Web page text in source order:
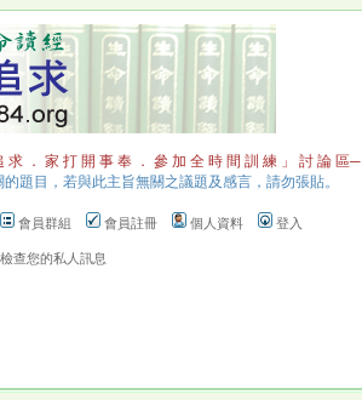
． 家 打 開 事 奉 ． 參 加 全 時 間 訓 練 」 討 論 區─
題目，若與此主旨無關之議題及感言，請勿張貼。
會員群組 會員註冊 個人資料 登入
查您的私人訊息